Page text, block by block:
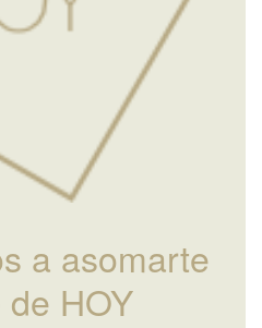
a asomarte
HOY